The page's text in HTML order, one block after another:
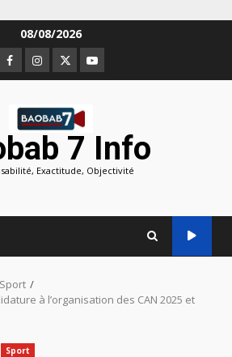
08/08/2026
Facebook
Instagram
TwitterYoutube
7 Info
Exactitude, Objectivité
Sport
à l’organisation des CAN 2025 et
Sport